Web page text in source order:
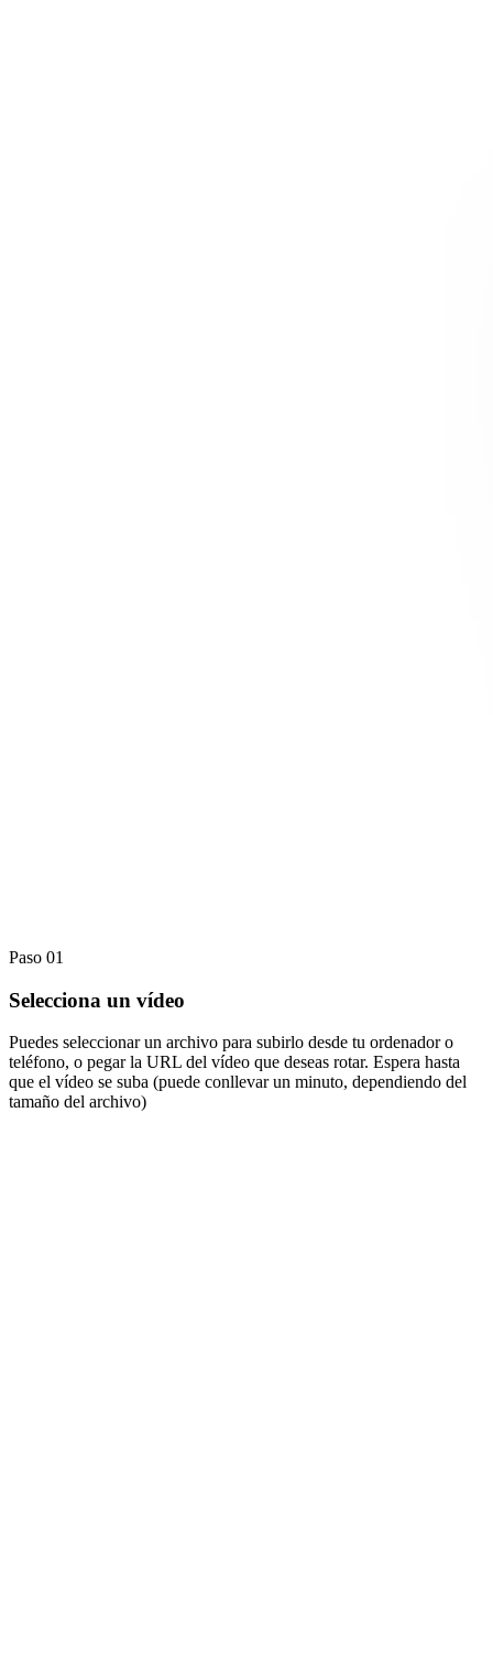
Paso 01
Selecciona un vídeo
Puedes seleccionar un archivo para subirlo desde tu ordenador o
teléfono, o pegar la URL del vídeo que deseas rotar. Espera hasta
que el vídeo se suba (puede conllevar un minuto, dependiendo del
tamaño del archivo)